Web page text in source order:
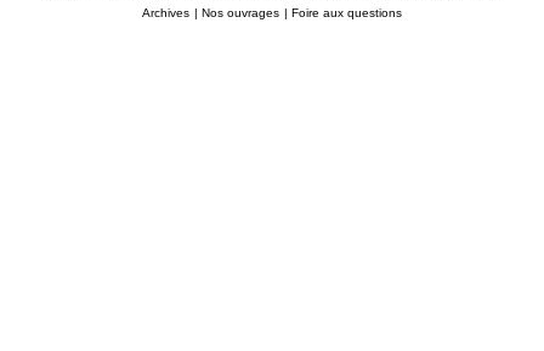
Archives | Nos ouvrages | Foire aux questions